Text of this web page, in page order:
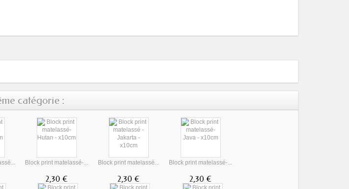
catégorie :
Block print matelassé-...
2,30 €
Block print matelassé...
2,30 €
Block print matelassé-...
2,30 €